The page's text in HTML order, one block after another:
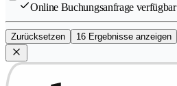
Online Buchungsanfrage verfügbar
Zurücksetzen 16 Ergebnisse anzeigen